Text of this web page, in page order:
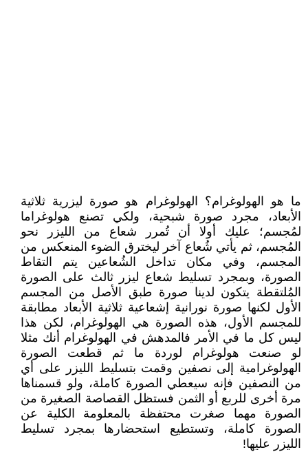
ما هو الهولوغرام؟ الهولوغرام هو صورة ليزرية ثلاثية
الأبعاد، مجرد صورة شبحية، ولكي تصنع هولوغراما
لمُجسم؛ عليك أولا أن تُمرر شعاع من الليزر نحو
المُجسم، ثم يأتي شُعاع آخر ليخترق الضوء المنعكس من
المجسم، وفي مكان تداخل الشُعاعين يتم التقاط
الصورة، وبمجرد تسليط شعاع ليزر ثالث على الصورة
المُلتقطة يتكون لدينا صورة طبق الأصل من المجسم
الأول لكنها صورة نورانية إشعاعية ثلاثية الأبعاد مطابقة
للمجسم الأول، هذه الصورة هي الهولوغرام، لكن هذا
ليس كل ما في الأمر فالمدهش في الهولوغرام أنك مثلا
لو صنعت هولوغرام لوردة ما ثم قطعت الصورة
الهولوغرامية إلى نصفين وقمت بتسليط الليزر على أي
من النصفين فإنه سيعطي الصورة كاملة، ولو قسمناها
مرة أخرى للربع أو الثمن فستظل القصاصة الصغيرة من
الصورة مهما صغرت محتفظة بالمعلومة الكلية عن
الصورة كاملة، وتستطيع استحضارها بمجرد تسليط
الليزر عليها!